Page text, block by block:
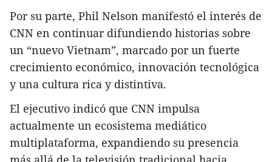
Por su parte, Phil Nelson manifestó el interés de
CNN en continuar difundiendo historias sobre
un “nuevo Vietnam”, marcado por un fuerte
crecimiento económico, innovación tecnológica
y una cultura rica y distintiva.
El ejecutivo indicó que CNN impulsa
actualmente un ecosistema mediático
multiplataforma, expandiendo su presencia